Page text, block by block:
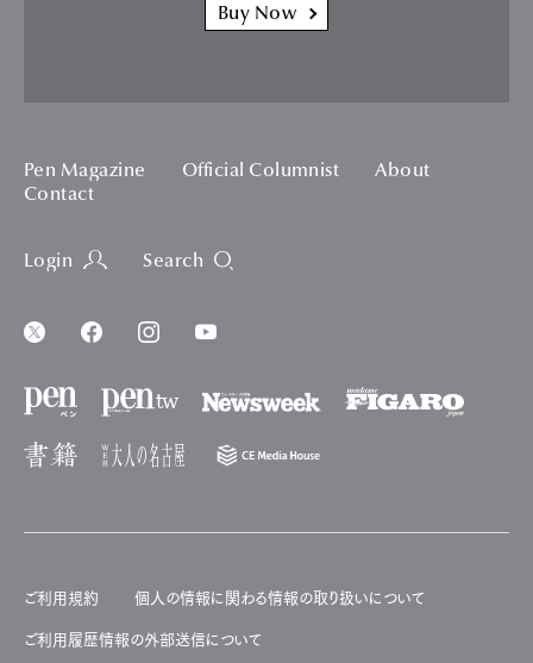
Buy Now
Pen Magazine Official Columnist
About
Contact
Login Search
ご利用規約 個人の情報に関わる情報の取り扱いについて
ご利用履歴情報の外部送信について